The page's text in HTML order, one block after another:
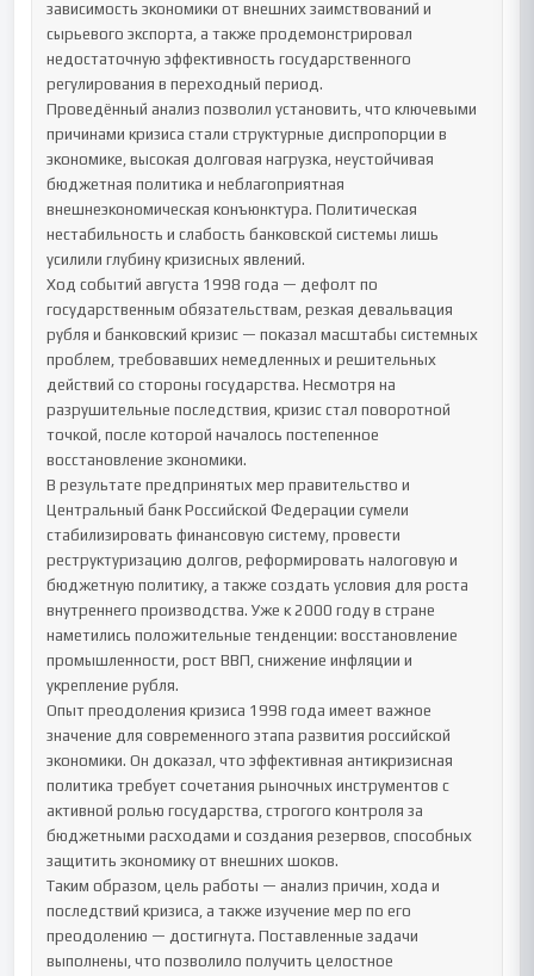
зависимость экономики от внешних заимствований и
сырьевого экспорта, а также продемонстрировал
недостаточную эффективность государственного
регулирования в переходный период.
Проведённый анализ позволил установить, что ключевыми
причинами кризиса стали структурные диспропорции в
экономике, высокая долговая нагрузка, неустойчивая
бюджетная политика и неблагоприятная
внешнеэкономическая конъюнктура. Политическая
нестабильность и слабость банковской системы лишь
усилили глубину кризисных явлений.
Ход событий августа 1998 года — дефолт по
государственным обязательствам, резкая девальвация
рубля и банковский кризис — показал масштабы системных
проблем, требовавших немедленных и решительных
действий со стороны государства. Несмотря на
разрушительные последствия, кризис стал поворотной
точкой, после которой началось постепенное
восстановление экономики.
В результате предпринятых мер правительство и
Центральный банк Российской Федерации сумели
стабилизировать финансовую систему, провести
реструктуризацию долгов, реформировать налоговую и
бюджетную политику, а также создать условия для роста
внутреннего производства. Уже к 2000 году в стране
наметились положительные тенденции: восстановление
промышленности, рост ВВП, снижение инфляции и
укрепление рубля.
Опыт преодоления кризиса 1998 года имеет важное
значение для современного этапа развития российской
экономики. Он доказал, что эффективная антикризисная
политика требует сочетания рыночных инструментов с
активной ролью государства, строгого контроля за
бюджетными расходами и создания резервов, способных
защитить экономику от внешних шоков.
Таким образом, цель работы — анализ причин, хода и
последствий кризиса, а также изучение мер по его
преодолению — достигнута. Поставленные задачи
выполнены, что позволило получить целостное